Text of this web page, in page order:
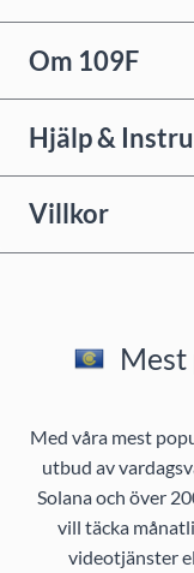
Om 109F
Hjälp &
Villkor
Med våra mest
utbud av
Solana och över
vill täcka
videotjänster